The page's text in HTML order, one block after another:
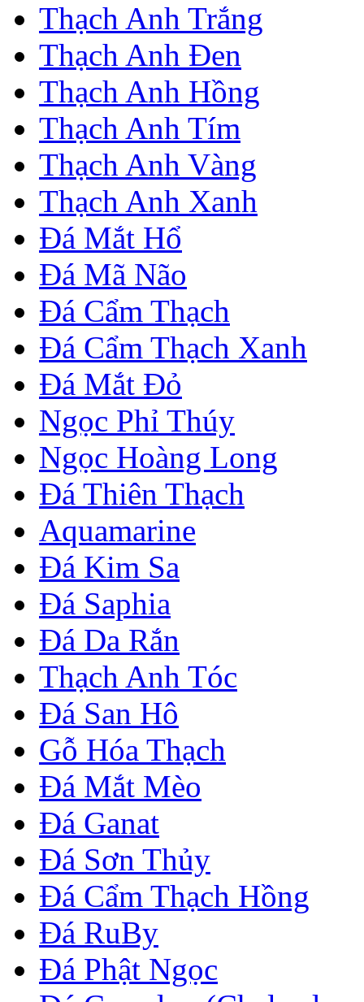
Thạch Anh Trắng
Thạch Anh Đen
Thạch Anh Hồng
Thạch Anh Tím
Thạch Anh Vàng
Thạch Anh Xanh
Đá Mắt Hổ
Đá Mã Não
Đá Cẩm Thạch
Đá Cẩm Thạch Xanh
Đá Mắt Đỏ
Ngọc Phỉ Thúy
Ngọc Hoàng Long
Đá Thiên Thạch
Aquamarine
Đá Kim Sa
Đá Saphia
Đá Da Rắn
Thạch Anh Tóc
Đá San Hô
Gỗ Hóa Thạch
Đá Mắt Mèo
Đá Ganat
Đá Sơn Thủy
Đá Cẩm Thạch Hồng
Đá RuBy
Đá Phật Ngọc